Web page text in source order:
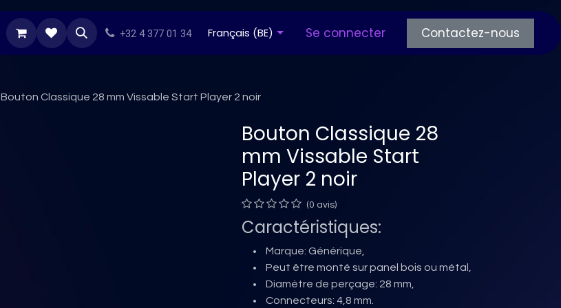
Stikers Besoin d'inspiration Tous nos articles Questions fréquentes
+32 4 377 01 34 Français (BE) Se connecter Contactez-nous
Bouton Classique 28 mm Vissable Start Player 2 noir
Bouton Classique 28
mm Vissable Start
Player 2 noir
(0 avis)
Caractéristiques:
Marque: Générique,
Peut être monté sur panel bois ou métal,
Diamètre de perçage: 28 mm,
Connecteurs: 4,8 mm.